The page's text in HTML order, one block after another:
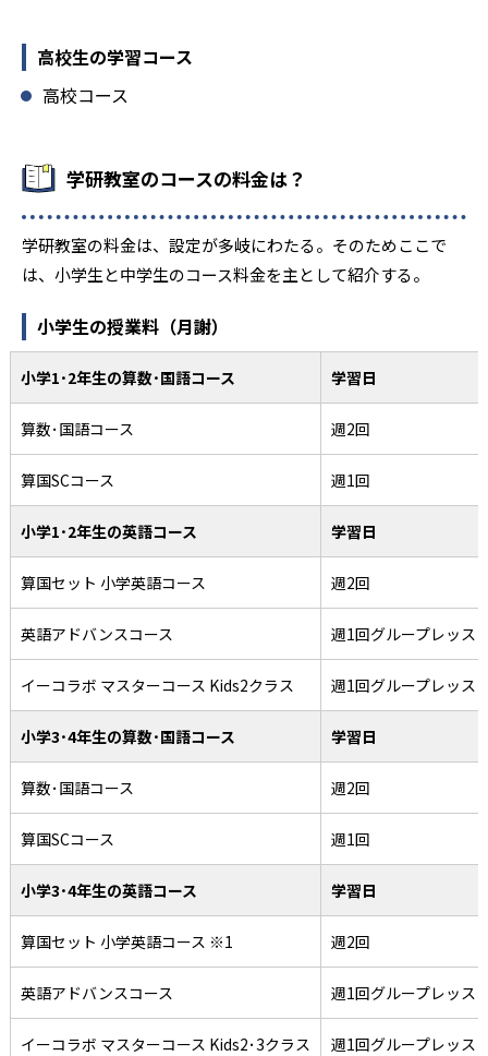
高校生の学習コース
高校コース
学研教室のコースの料金は？
学研教室の料金は、設定が多岐にわたる。そのためここで
は、小学生と中学生のコース料金を主として紹介する。
小学生の授業料（月謝）
小学1･2年生の算数･国語コース 学習日
算数･国語コース 週2回
算国SCコース 週1回
小学1･2年生の英語コース 学習日
算国セット 小学英語コース 週2回
英語アドバンスコース 週1回グループレッス
イーコラボ マスターコース Kids2クラス 週1回グループレッス
小学3･4年生の算数･国語コース 学習日
算数･国語コース 週2回
算国SCコース 週1回
小学3･4年生の英語コース 学習日
算国セット 小学英語コース ※1 週2回
英語アドバンスコース 週1回グループレッス
イーコラボ マスターコース Kids2･3クラス 週1回グループレッス